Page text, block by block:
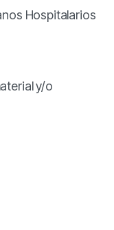
Hospitalarios
y/o